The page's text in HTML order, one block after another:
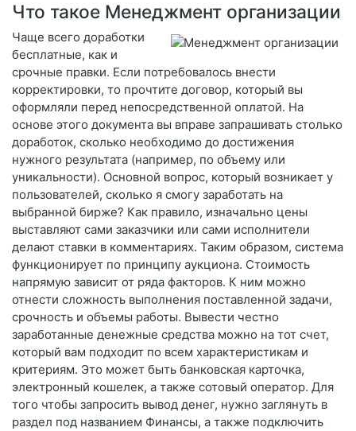
Что такое Менеджмент организации
Чаще всего доработки
бесплатные, как и
срочные правки. Если потребовалось внести
корректировки, то прочтите договор, который вы
оформляли перед непосредственной оплатой. На
основе этого документа вы вправе запрашивать столько
доработок, сколько необходимо до достижения
нужного результата (например, по объему или
уникальности). Основной вопрос, который возникает у
пользователей, сколько я смогу заработать на
выбранной бирже? Как правило, изначально цены
выставляют сами заказчики или сами исполнители
делают ставки в комментариях. Таким образом, система
функционирует по принципу аукциона. Стоимость
напрямую зависит от ряда факторов. К ним можно
отнести сложность выполнения поставленной задачи,
срочность и объемы работы. Вывести честно
заработанные денежные средства можно на тот счет,
который вам подходит по всем характеристикам и
критериям. Это может быть банковская карточка,
электронный кошелек, а также сотовый оператор. Для
того чтобы запросить вывод денег, нужно заглянуть в
раздел под названием Финансы, а также подключить